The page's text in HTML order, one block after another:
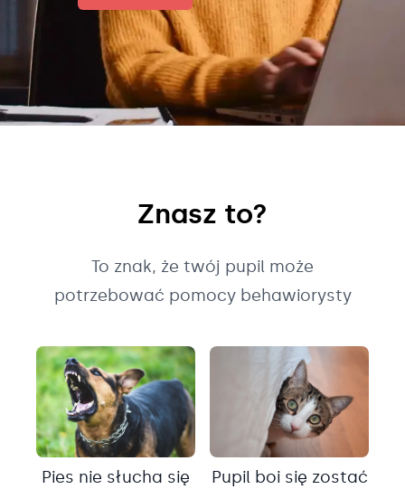
Znasz to?
To znak, że twój pupil może
potrzebować pomocy behawiorysty
Pies nie słucha się
Pupil boi się zostać